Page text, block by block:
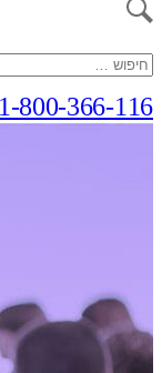
חיפוש:
1-800-366-116